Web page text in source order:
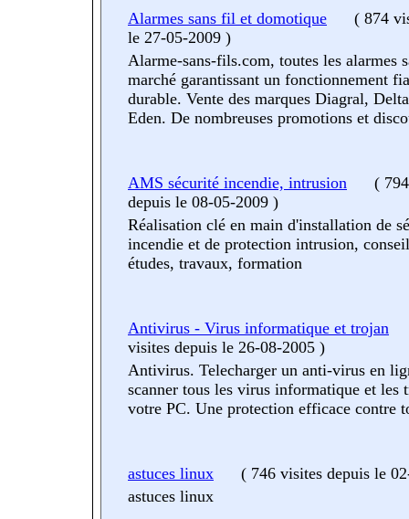
Alarmes sans fil et domotique ( 874
le 27-05-2009 )
Alarme-sans-fils.com, toutes les alarmes
marché garantissant un fonctionnement
durable. Vente des marques Diagral,
Eden. De nombreuses promotions et
AMS sécurité incendie, intrusion (
depuis le 08-05-2009 )
Réalisation clé en main d'installation de
incendie et de protection intrusion,
études, travaux, formation
Antivirus - Virus informatique et trojan
visites depuis le 26-08-2005 )
Antivirus. Telecharger un anti-virus en
scanner tous les virus informatique et les
votre PC. Une protection efficace contre
astuces linux ( 746 visites depuis le
astuces linux